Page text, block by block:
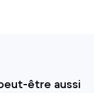
être aussi